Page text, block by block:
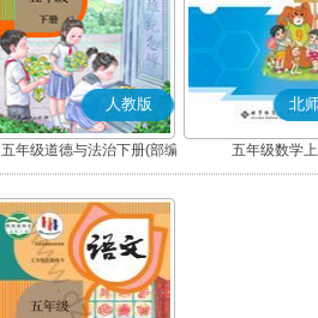
人教版
五年级道德与法治下册(部编
版)
北
五年级数学